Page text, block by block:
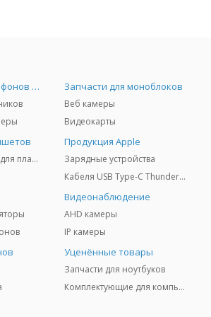
Запчасти для телефонов и Airpods Запчасти для моноблоков
Веб камеры
Видеокарты
Материнская плата для планшетов
Продукция Apple
Зарядные устройства
Кабеля USB Type-C Thunderbolt 3/4/5
Видеонаблюдение
AHD камеры
IP камеры
Уценённые товары
Запчасти для ноутбуков
Комплектующие для компьютеров